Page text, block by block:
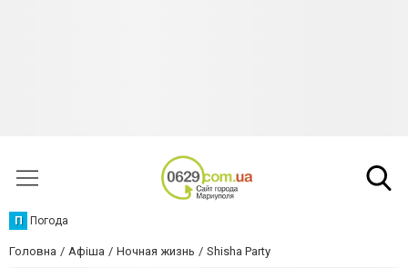
П Погода
Головна Афіша Ночная жизнь Shisha Party